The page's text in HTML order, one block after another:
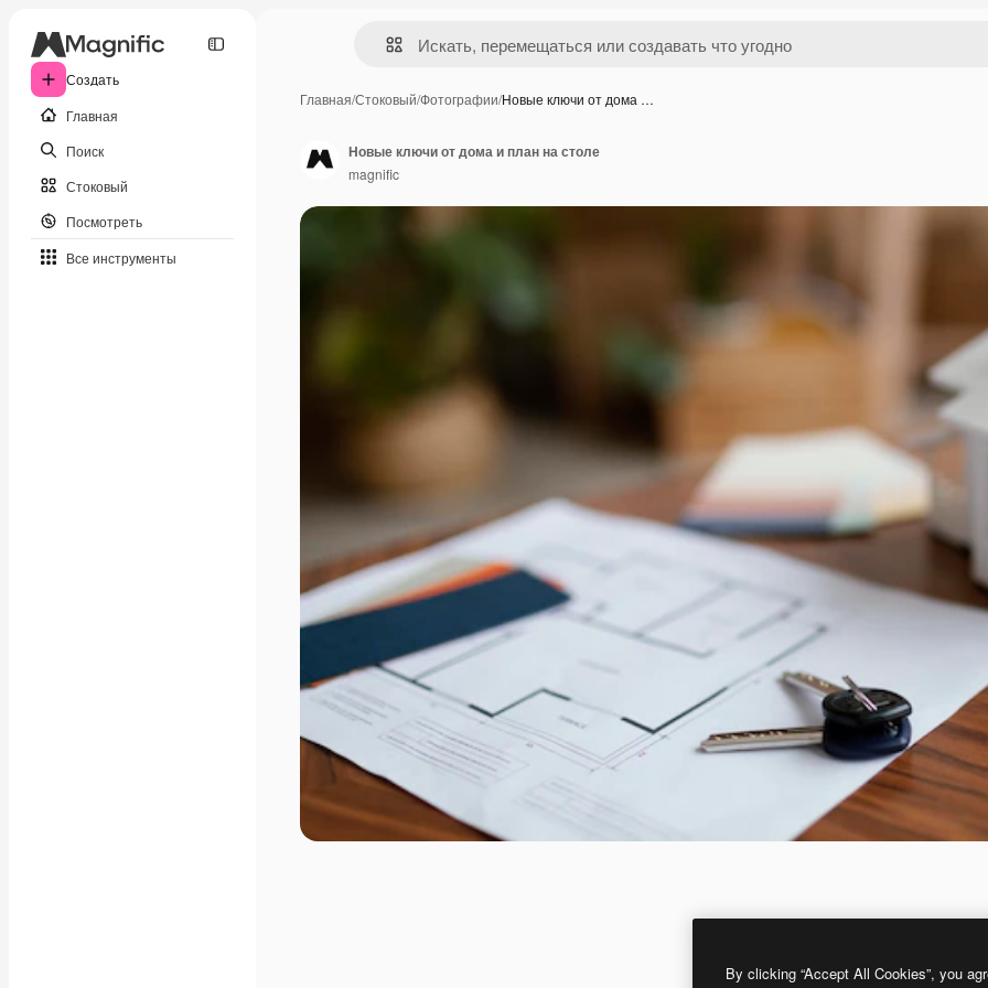
Создать
Главная
Поиск
Стоковый
Посмотреть
Все инструменты
Главная/Стоковый/Фотографии/Новые ключи от дома …
Новые ключи от дома и план на столе
magnific
By clicking “Accept All Cookies”, you